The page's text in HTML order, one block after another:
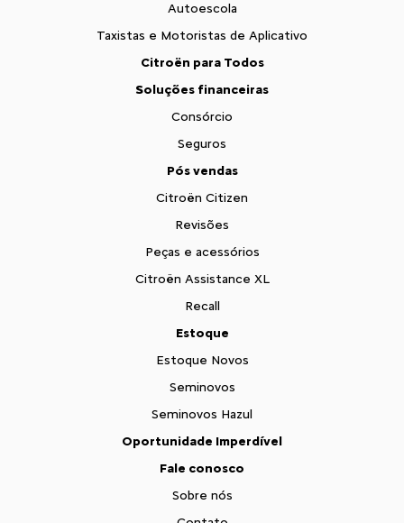
Autoescola
Taxistas e Motoristas de Aplicativo
Citroën para Todos
Soluções financeiras
Consórcio
Seguros
Pós vendas
Citroën Citizen
Revisões
Peças e acessórios
Citroën Assistance XL
Recall
Estoque
Estoque Novos
Seminovos
Seminovos Hazul
Oportunidade Imperdível
Fale conosco
Sobre nós